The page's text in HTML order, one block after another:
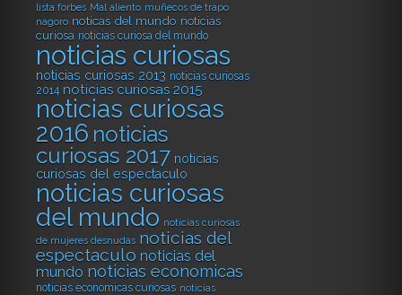
lista forbes Mal aliento muñecos de trapo
nagoro noticas del mundo noticias
curiosa noticias curiosa del mundo
noticias curiosas
noticias curiosas 2013 noticias curiosas
2014 noticias curiosas 2015
noticias curiosas
2016 noticias
curiosas 2017 noticias
curiosas del espectaculo
noticias curiosas
del mundo noticias curiosas
de mujeres desnudas noticias del
espectaculo noticias del
mundo noticias economicas
noticias economicas curiosas noticias